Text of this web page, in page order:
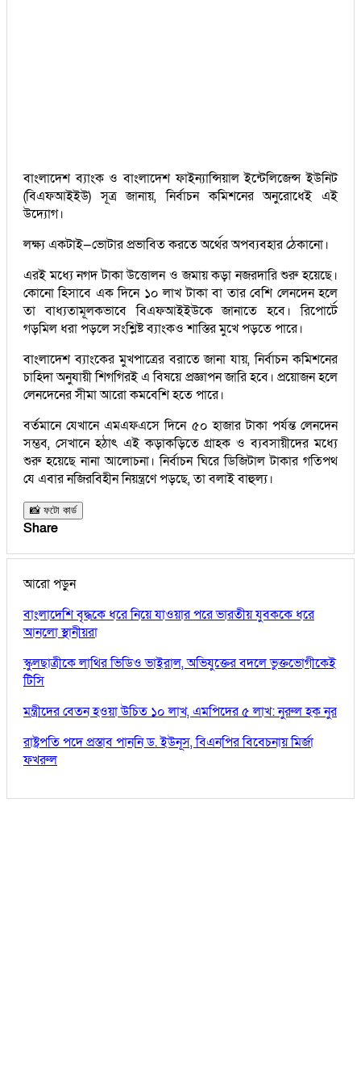
বাংলাদেশ ব্যাংক ও বাংলাদেশ ফাইন্যান্সিয়াল ইন্টেলিজেন্স ইউনিট
(বিএফআইইউ) সূত্র জানায়, নির্বাচন কমিশনের অনুরোধেই এই
উদ্যোগ।
লক্ষ্য একটাই—ভোটার প্রভাবিত করতে অর্থের অপব্যবহার ঠেকানো।
এরই মধ্যে নগদ টাকা উত্তোলন ও জমায় কড়া নজরদারি শুরু হয়েছে।
কোনো হিসাবে এক দিনে ১০ লাখ টাকা বা তার বেশি লেনদেন হলে
তা বাধ্যতামূলকভাবে বিএফআইইউকে জানাতে হবে। রিপোর্টে
গড়মিল ধরা পড়লে সংশ্লিষ্ট ব্যাংকও শাস্তির মুখে পড়তে পারে।
বাংলাদেশ ব্যাংকের মুখপাত্রের বরাতে জানা যায়, নির্বাচন কমিশনের
চাহিদা অনুযায়ী শিগগিরই এ বিষয়ে প্রজ্ঞাপন জারি হবে। প্রয়োজন হলে
লেনদেনের সীমা আরো কমবেশি হতে পারে।
বর্তমানে যেখানে এমএফএসে দিনে ৫০ হাজার টাকা পর্যন্ত লেনদেন
সম্ভব, সেখানে হঠাৎ এই কড়াকড়িতে গ্রাহক ও ব্যবসায়ীদের মধ্যে
শুরু হয়েছে নানা আলোচনা। নির্বাচন ঘিরে ডিজিটাল টাকার গতিপথ
যে এবার নজিরবিহীন নিয়ন্ত্রণে পড়ছে, তা বলাই বাহুল্য।
📸 ফটো কার্ড
Share
আরো পড়ুন
বাংলাদেশি বৃদ্ধকে ধরে নিয়ে যাওয়ার পরে ভারতীয় যুবককে ধরে
আনলো স্থানীয়রা
স্কুলছাত্রীকে লাথির ভিডিও ভাইরাল, অভিযুক্তের বদলে ভুক্তভোগীকেই
টিসি
মন্ত্রীদের বেতন হওয়া উচিত ১০ লাখ, এমপিদের ৫ লাখ: নুরুল হক নুর
রাষ্ট্রপতি পদে প্রস্তাব পাননি ড. ইউনূস, বিএনপির বিবেচনায় মির্জা
ফখরুল